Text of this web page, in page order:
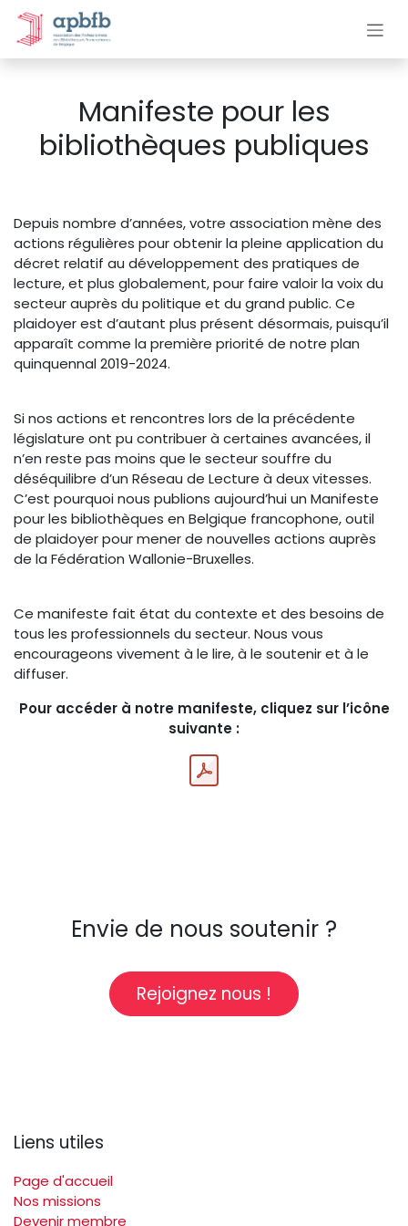
Se rendre au contenu
Manifeste pour les
bibliothèques publiques
Depuis nombre d’années, votre association mène des
actions régulières pour obtenir la pleine application du
décret relatif au développement des pratiques de
lecture, et plus globalement, pour faire valoir la voix du
secteur auprès du politique et du grand public. Ce
plaidoyer est d’autant plus présent désormais, puisqu’il
apparaît comme la première priorité de notre plan
quinquennal 2019-2024.
Si nos actions et rencontres lors de la précédente
législature ont pu contribuer à certaines avancées, il
n’en reste pas moins que le secteur souffre du
déséquilibre d’un Réseau de Lecture à deux vitesses.
C’est pourquoi nous publions aujourd’hui un Manifeste
pour les bibliothèques en Belgique francophone, outil
de plaidoyer pour mener de nouvelles actions auprès
de la Fédération Wallonie-Bruxelles.
Ce manifeste fait état du contexte et des besoins de
tous les professionnels du secteur. Nous vous
encourageons vivement à le lire, à le soutenir et à le
diffuser.
Pour accéder à notre manifeste, cliquez sur l’icône
suivante :
Envie de nous soutenir ?
Rejoignez nous !
Liens utiles
Page d'accueil
Nos missions
Devenir membre